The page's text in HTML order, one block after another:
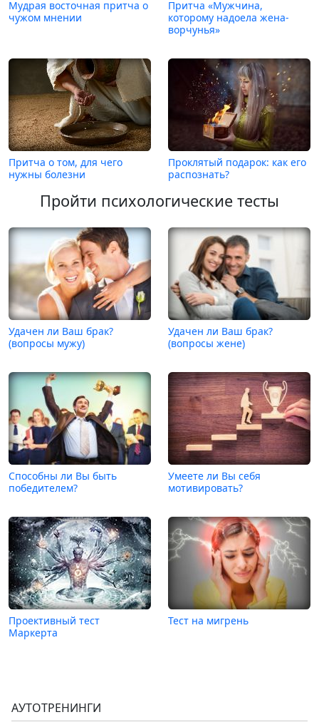
Мудрая восточная притча о
чужом мнении
Притча «Мужчина,
которому надоела жена-
ворчунья»
Притча о том, для чего
нужны болезни
Проклятый подарок: как его
распознать?
Пройти психологические тесты
Удачен ли Ваш брак?
(вопросы мужу)
Удачен ли Ваш брак?
(вопросы жене)
Способны ли Вы быть
победителем?
Умеете ли Вы себя
мотивировать?
Проективный тест
Маркерта
Тест на мигрень
АУТОТРЕНИНГИ